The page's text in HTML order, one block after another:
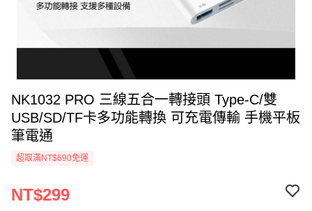
NK1032 PRO 三線五合一轉接頭 Type-C/雙
USB/SD/TF卡多功能轉換 可充電傳輸 手機平板
筆電通
超取滿NT$690免運
NT$299